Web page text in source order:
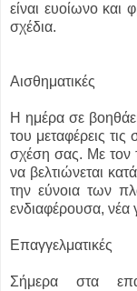
είναι ευοίωνο και
σχέδια.
Αισθηματικές
Η ημέρα σε
του μεταφέρεις τις
σχέση σας. Με τον
να βελτιώνεται
την εύνοια των
ενδιαφέρουσα, νέα
Επαγγελματικές
Σήμερα στα